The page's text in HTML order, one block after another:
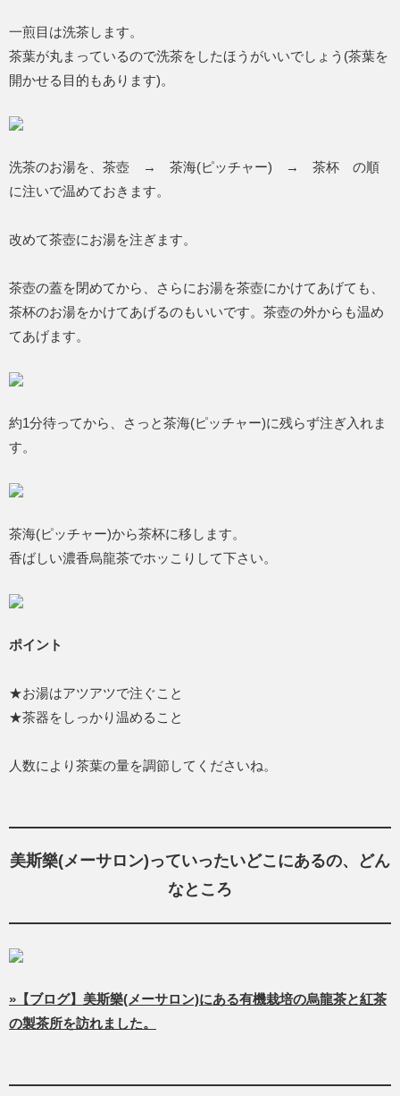
一煎目は洗茶します。
茶葉が丸まっているので洗茶をしたほうがいいでしょう(茶葉を
開かせる目的もあります)。
洗茶のお湯を、茶壺 → 茶海(ピッチャー) → 茶杯 の順
に注いで温めておきます。
改めて茶壺にお湯を注ぎます。
茶壺の蓋を閉めてから、さらにお湯を茶壺にかけてあげても、
茶杯のお湯をかけてあげるのもいいです。茶壺の外からも温め
てあげます。
約1分待ってから、さっと茶海(ピッチャー)に残らず注ぎ入れま
す。
茶海(ピッチャー)から茶杯に移します。
香ばしい濃香烏龍茶でホッこりして下さい。
ポイント
★お湯はアツアツで注ぐこと
★茶器をしっかり温めること
人数により茶葉の量を調節してくださいね。
美斯樂(メーサロン)っていったいどこにあるの、どん
なところ
»【ブログ】美斯樂(メーサロン)にある有機栽培の烏龍茶と紅茶
の製茶所を訪れました。